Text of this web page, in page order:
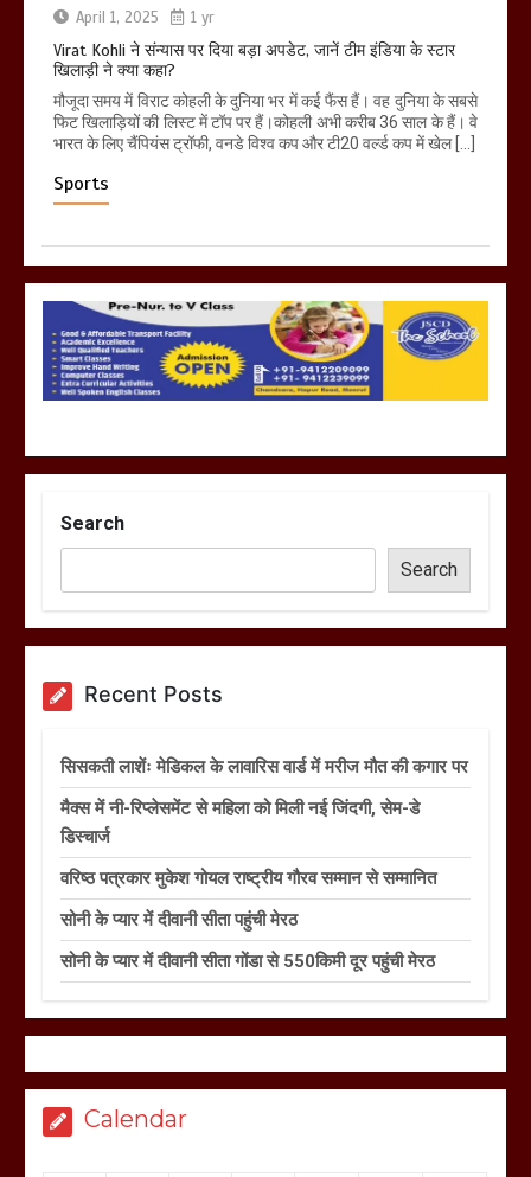
April 1, 2025 1 yr
Virat Kohli ने संन्यास पर दिया बड़ा अपडेट, जानें टीम इंडिया के स्टार
खिलाड़ी ने क्या कहा?
मौजूदा समय में विराट कोहली के दुनिया भर में कई फैंस हैं। वह दुनिया के सबसे
फिट खिलाड़ियों की लिस्ट में टॉप पर हैं।कोहली अभी करीब 36 साल के हैं। वे
भारत के लिए चैंपियंस ट्रॉफी, वनडे विश्व कप और टी20 वर्ल्ड कप में खेल […]
Sports
Search
Search
Recent Posts
सिसकती लाशेंः मेडिकल के लावारिस वार्ड में मरीज मौत की कगार पर
मैक्स में नी-रिप्लेसमेंट से महिला को मिली नई जिंदगी, सेम-डे
डिस्चार्ज
वरिष्ठ पत्रकार मुकेश गोयल राष्ट्रीय गौरव सम्मान से सम्मानित
सोनी के प्यार में दीवानी सीता पहुंची मेरठ
सोनी के प्यार में दीवानी सीता गोंडा से 550किमी दूर पहुंची मेरठ
Calendar